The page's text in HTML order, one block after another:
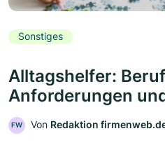
Sonstiges
Alltagshelfer:
Anforderungen
FW Von Redaktion